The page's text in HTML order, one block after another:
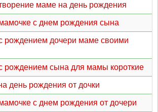
маме на день рождения
с днем рождения сына
рождением дочери маме своими
рождением сына для мамы короткие
день рождения от дочки
с днем рождения от дочери